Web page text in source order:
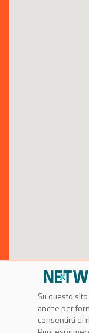
Su questo
anche per
consentirti di